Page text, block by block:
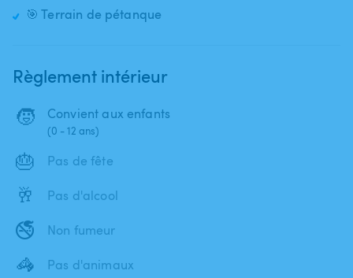
🎯 Terrain de pétanque
Règlement intérieur
🧒 Convient aux enfants
(0 - 12 ans)
🎂 Pas de fête
🥂 Pas d'alcool
🚭 Non fumeur
🦓 Pas d'animaux